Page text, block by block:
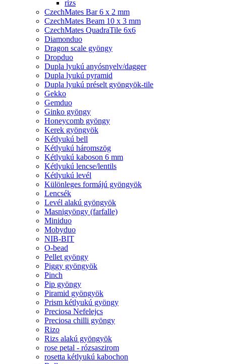
rizs
CzechMates Bar 6 x 2 mm
CzechMates Beam 10 x 3 mm
CzechMates QuadraTile 6x6
Diamonduo
Dragon scale gyöngy
Dropduo
Dupla lyukú anyósnyelv/dagger
Dupla lyukú pyramid
Dupla lyukú préselt gyöngyök-tile
Gekko
Gemduo
Ginko gyöngy
Honeycomb gyöngy
Kerek gyöngyök
Kétlyukú bell
Kétlyukú háromszög
Kétlyukú kaboson 6 mm
Kétlyukú lencse/lentils
Kétlyukú levél
Különleges formájú gyöngyök
Lencsék
Levél alakú gyöngyök
Masnigyöngy (farfalle)
Miniduo
Mobyduo
NIB-BIT
O-bead
Pellet gyöngy
Piggy gyöngyök
Pinch
Pip gyöngy
Piramid gyöngyök
Prism kétlyukú gyöngy
Preciosa Nefelejcs
Preciosa chilli gyöngy
Rizo
Rizs alakú gyöngyök
rose petal - rózsaszirom
rosetta kétlyukú kabochon